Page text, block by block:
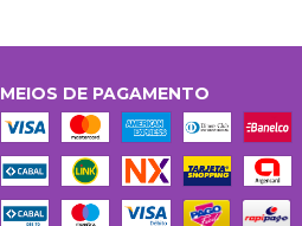
MEIOS DE PAGAMENTO